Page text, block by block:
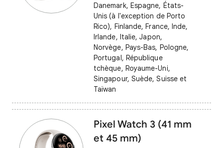
Danemark, Espagne, États-
Unis (à l'exception de Porto
Rico), Finlande, France, Inde,
Irlande, Italie, Japon,
Norvège, Pays-Bas, Pologne,
Portugal, République
tchèque, Royaume-Uni,
Singapour, Suède, Suisse et
Taïwan
Pixel Watch 3 (41 mm
et 45 mm)